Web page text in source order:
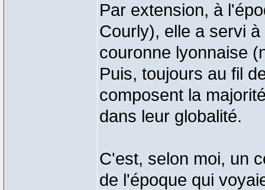
Par extension, à
Courly), elle a servi
couronne lyonnaise
Puis, toujours au fil
composent la
dans leur globalité.
C'est, selon moi, un
de l'époque qui